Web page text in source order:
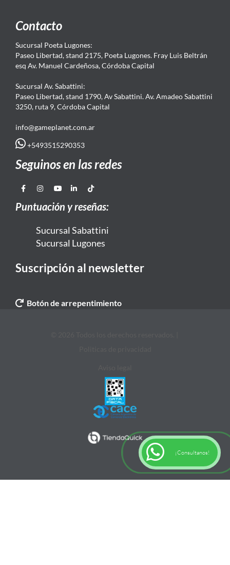
Contacto
Sucursal Poeta Lugones:
Paseo Libertad, stand 2175, Poeta Lugones. Fray Luis Beltrán
esq Av. Manuel Cardeñosa, Córdoba Capital
Sucursal Av. Sabattini:
Paseo Libertad, stand 1790, Av Sabattini. Av. Amadeo Sabattini
3250, ruta 9, Córdoba Capital
info@gameplanet.com.ar
+5493515290353
Seguinos en las redes
Puntuación y reseñas:
Sucursal Sabattini
Sucursal Lugones
Suscripción al newsletter
Botón de arrepentimiento
¡Consultanos!